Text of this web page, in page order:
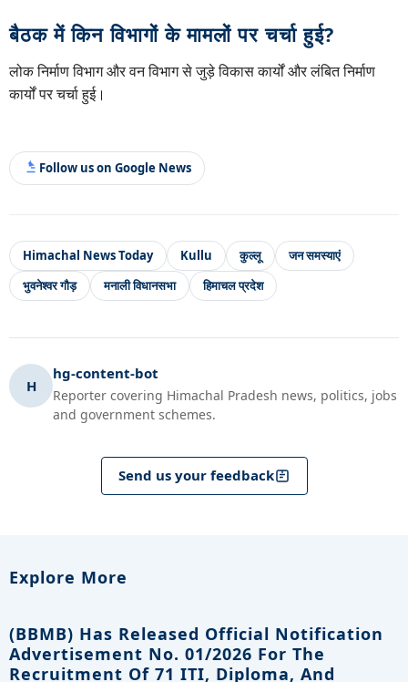
बैठक में किन विभागों के मामलों पर चर्चा हुई?
लोक निर्माण विभाग और वन विभाग से जुड़े विकास कार्यों और लंबित निर्माण
कार्यों पर चर्चा हुई।
Follow us on Google News
Himachal News Today Kullu कुल्लू
जन समस्याएं
भुवनेश्वर गौड़
मनाली विधानसभा हिमाचल प्रदेश
H
hg-content-bot
Reporter covering Himachal Pradesh news, politics, jobs
and government schemes.
Send us your feedback
Explore More
(BBMB) Has Released Official Notification
Advertisement No. 01/2026 For The
Recruitment Of 71 ITI, Diploma, And